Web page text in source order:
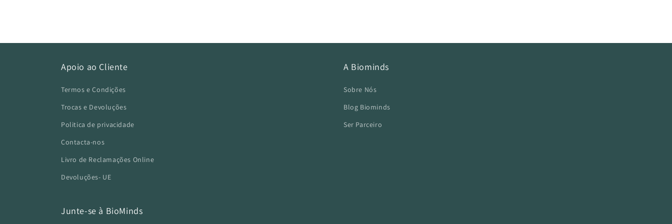
Apoio ao Cliente
Termos e Condições
Trocas e Devoluções
Politica de privacidade
Contacta-nos
Livro de Reclamações Online
Devoluções- UE
A Biominds
Sobre Nós
Blog Biominds
Ser Parceiro
Junte-se à BioMinds